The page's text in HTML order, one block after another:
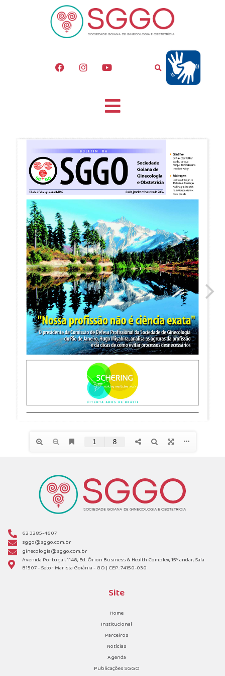
62 3285-4607
sggo@sggo.com.br
ginecologia@sggo.com.br
Avenida Portugal, 1148, Ed. Órion Business & Health Complex, 15º andar, Sala
B1507 - Setor Marista Goiânia - GO | CEP: 74150-030
Site
Home
Institucional
Parceiros
Notícias
Agenda
Publicações SGGO